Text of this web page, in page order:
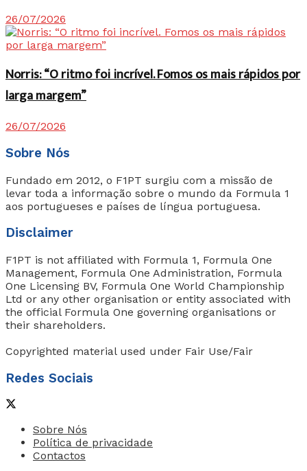
26/07/2026
Norris: “O ritmo foi incrível. Fomos os mais rápidos por
larga margem”
26/07/2026
Sobre Nós
Fundado em 2012, o F1PT surgiu com a missão de
levar toda a informação sobre o mundo da Formula 1
aos portugueses e países de língua portuguesa.
Disclaimer
F1PT is not affiliated with Formula 1, Formula One
Management, Formula One Administration, Formula
One Licensing BV, Formula One World Championship
Ltd or any other organisation or entity associated with
the official Formula One governing organisations or
their shareholders.
Copyrighted material used under Fair Use/Fair
Redes Sociais
Sobre Nós
Política de privacidade
Contactos